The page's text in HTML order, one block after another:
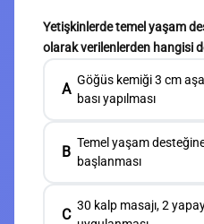
Yetişkinlerde temel yaşam
olarak verilenlerden hangisi
A
Göğüs kemiği 3 cm
bası yapılması
B
Temel yaşam
başlanması
C
30 kalp masajı, 2